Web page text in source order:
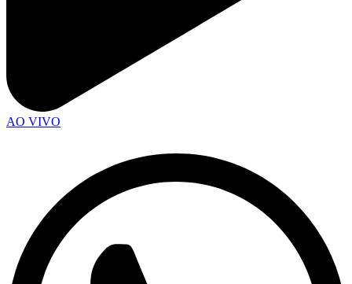
AO VIVO